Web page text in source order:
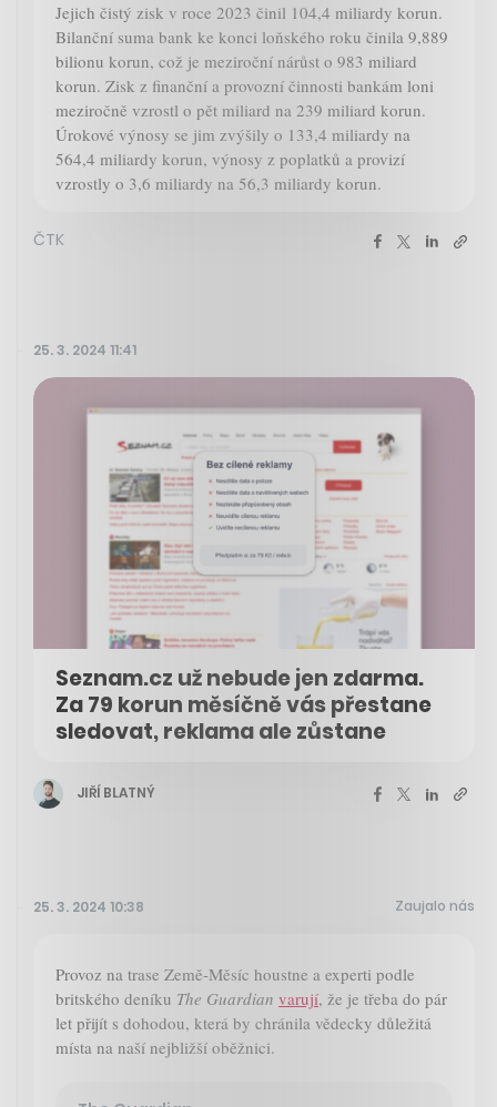
Jejich čistý zisk v roce 2023 činil 104,4 miliardy korun.
Bilanční suma bank ke konci loňského roku činila 9,889
bilionu korun, což je meziroční nárůst o 983 miliard
korun. Zisk z finanční a provozní činnosti bankám loni
meziročně vzrostl o pět miliard na 239 miliard korun.
Úrokové výnosy se jim zvýšily o 133,4 miliardy na
564,4 miliardy korun, výnosy z poplatků a provizí
vzrostly o 3,6 miliardy na 56,3 miliardy korun.
ČTK
25. 3. 2024 11:41
Seznam.cz už nebude jen zdarma.
Za 79 korun měsíčně vás přestane
sledovat, reklama ale zůstane
JIŘÍ BLATNÝ
25. 3. 2024 10:38 Zaujalo nás
Provoz na trase Země-Měsíc houstne a experti podle
britského deníku The Guardian varují, že je třeba do pár
let přijít s dohodou, která by chránila vědecky důležitá
místa na naší nejbližší oběžnici.